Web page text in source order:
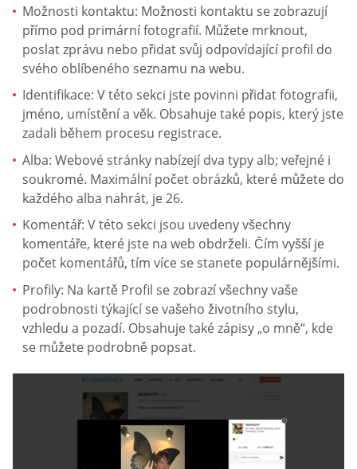
Možnosti kontaktu: Možnosti kontaktu se zobrazují
přímo pod primární fotografií. Můžete mrknout,
poslat zprávu nebo přidat svůj odpovídající profil do
svého oblíbeného seznamu na webu.
Identifikace: V této sekci jste povinni přidat fotografii,
jméno, umístění a věk. Obsahuje také popis, který jste
zadali během procesu registrace.
Alba: Webové stránky nabízejí dva typy alb; veřejné i
soukromé. Maximální počet obrázků, které můžete do
každého alba nahrát, je 26.
Komentář: V této sekci jsou uvedeny všechny
komentáře, které jste na web obdrželi. Čím vyšší je
počet komentářů, tím více se stanete populárnějšími.
Profily: Na kartě Profil se zobrazí všechny vaše
podrobnosti týkající se vašeho životního stylu,
vzhledu a pozadí. Obsahuje také zápisy „o mně“, kde
se můžete podrobně popsat.